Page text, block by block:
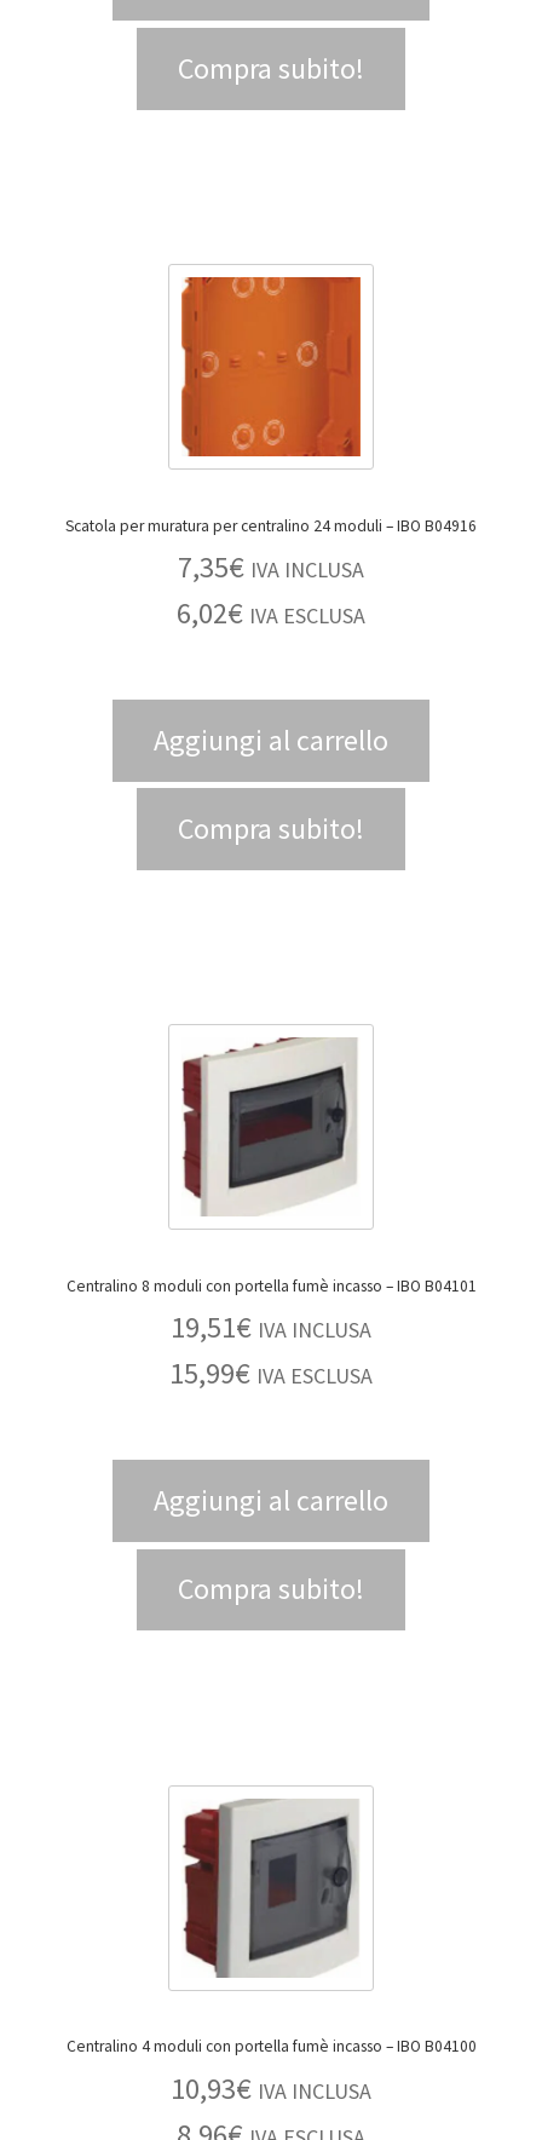
Compra subito!
Scatola per muratura per centralino 24 moduli – IBO B04916
7,35€ IVA INCLUSA
6,02€ IVA ESCLUSA
Aggiungi al carrello
Compra subito!
Centralino 8 moduli con portella fumè incasso – IBO B04101
19,51€ IVA INCLUSA
15,99€ IVA ESCLUSA
Aggiungi al carrello
Compra subito!
Centralino 4 moduli con portella fumè incasso – IBO B04100
10,93€ IVA INCLUSA